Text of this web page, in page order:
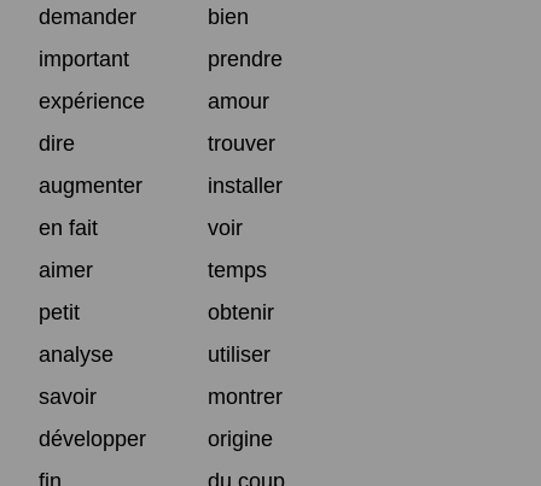
demander
bien
important
prendre
expérience
amour
dire
trouver
augmenter
installer
en fait
voir
aimer
temps
petit
obtenir
analyse
utiliser
savoir
montrer
développer
origine
fin
du coup